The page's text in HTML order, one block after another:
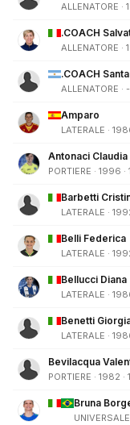
ALLENATORE ·
.COACH
ALLENATORE ·
.COACH
ALLENATORE
Amparo
LATERALE ·
Antonaci Claudia
PORTIERE · 1996
Barbetti
LATERALE ·
Belli Federica
LATERALE ·
Bellucci Diana
LATERALE ·
Benetti
LATERALE ·
Bevilacqua
PORTIERE · 1982 ·
Bruna